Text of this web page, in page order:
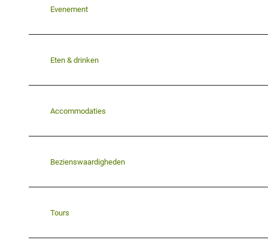
Evenement
Eten & drinken
Accommodaties
Bezienswaardigheden
Tours